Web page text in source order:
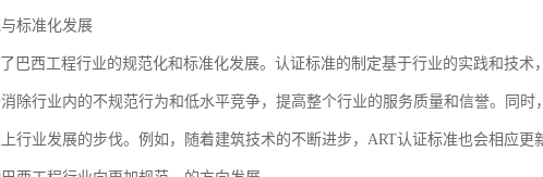
标准化发展
巴西工程行业的规范化和标准化发展。认证标准的制定基于行业的实践和技
除行业内的不规范行为和低水平竞争，提高整个行业的服务质量和信誉。同时
行业发展的步伐。例如，随着建筑技术的不断进步，ART认证标准也会相应